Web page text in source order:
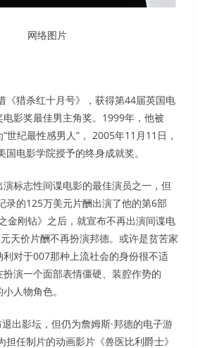
网络图片
《猎杀红十月号》，获得第44届英国电
影奖最佳男主角奖。1999年，他被
“世纪最性感男人”， 2005年11月11日，
国电影学院授予的终身成就奖。
标志性间谍电影的最佳演员之一，但
录的125万美元片酬出演了他的第6部
金刚钻》之后，就宣布不再出演间谍电
天价片酬不再扮演邦德。或许是贫苦家
对于007那种上流社会的身份很不适
演一个面部表情僵硬、装腔作势的
人物角色。
出影坛，但仍为詹姆斯·邦德的电子游
任制片的动画影片《兽医比利爵士》